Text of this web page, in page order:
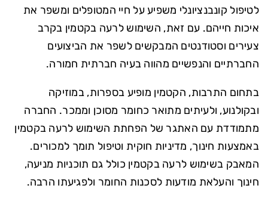
לטיפול קונבנציונלי משפיע על חיי המטופלים ומשפר את
איכות חייהם. עם זאת, השימוש לרעה בקטמין בקרב
צעירים וסטודנטים המבקשים לשפר את הביצועים
החברתיים והנפשיים מהווה בעיה חברתית חמורה.
בתחום התרבות, הקטמין מופיע בספרות, במוזיקה
ובקולנוע, ולעיתים מתואר כחומר מסוכן וממכר. החברה
מתמודדת עם האתגר של הפחתת השימוש לרעה בקטמין
באמצעות חינוך, מדיניות חוקית וטיפול תומך למכורים.
המאבק בשימוש לרעה בקטמין כולל גם תוכניות מניעה,
חינוך והעלאת מודעות לסכנות החומר ולפגיעתו הרבה.